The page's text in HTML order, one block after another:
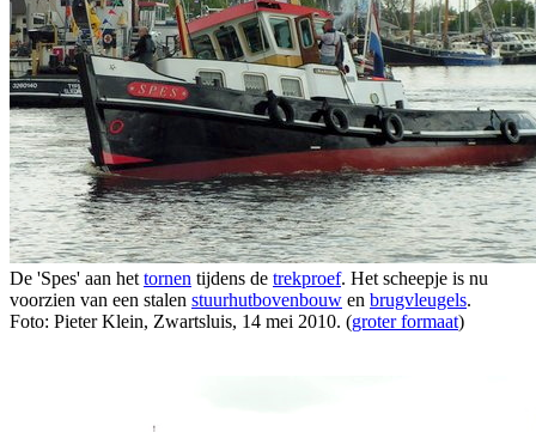
De 'Spes' aan het tornen tijdens de trekproef. Het scheepje is nu
voorzien van een stalen stuurhutbovenbouw en brugvleugels.
Foto: Pieter Klein, Zwartsluis, 14 mei 2010. (groter formaat)